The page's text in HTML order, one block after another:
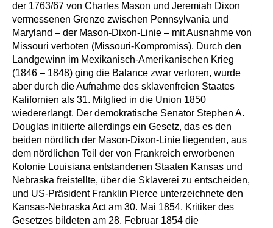
der 1763/67 von Charles Mason und Jeremiah Dixon
vermessenen Grenze zwischen Pennsylvania und
Maryland – der Mason-Dixon-Linie – mit Ausnahme von
Missouri verboten (Missouri-Kompromiss). Durch den
Landgewinn im Mexikanisch-Amerikanischen Krieg
(1846 – 1848) ging die Balance zwar verloren, wurde
aber durch die Aufnahme des sklavenfreien Staates
Kalifornien als 31. Mitglied in die Union 1850
wiedererlangt. Der demokratische Senator Stephen A.
Douglas initiierte allerdings ein Gesetz, das es den
beiden nördlich der Mason-Dixon-Linie liegenden, aus
dem nördlichen Teil der von Frankreich erworbenen
Kolonie Louisiana entstandenen Staaten Kansas und
Nebraska freistellte, über die Sklaverei zu entscheiden,
und US-Präsident Franklin Pierce unterzeichnete den
Kansas-Nebraska Act am 30. Mai 1854. Kritiker des
Gesetzes bildeten am 28. Februar 1854 die